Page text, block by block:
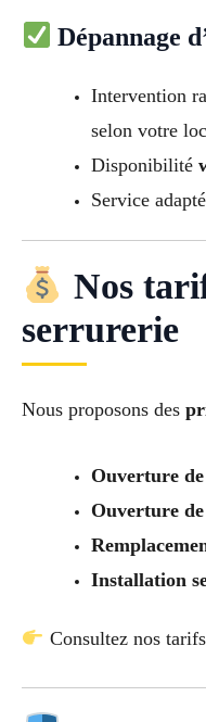
Dépannage
Intervention
selon votre
Disponibilité
Service
Nos
serrurerie
Nous proposons des
Ouverture
Ouverture
Installation
Consultez nos